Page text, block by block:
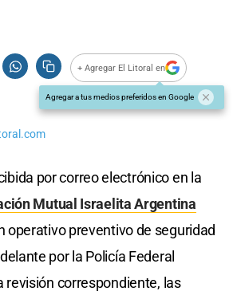
+ Agregar El Litoral en
Agregar a tus medios preferidos en Google
por correo electrónico en la
Mutual Israelita Argentina
operativo preventivo de seguridad
por la Policía Federal
revisión correspondiente, las